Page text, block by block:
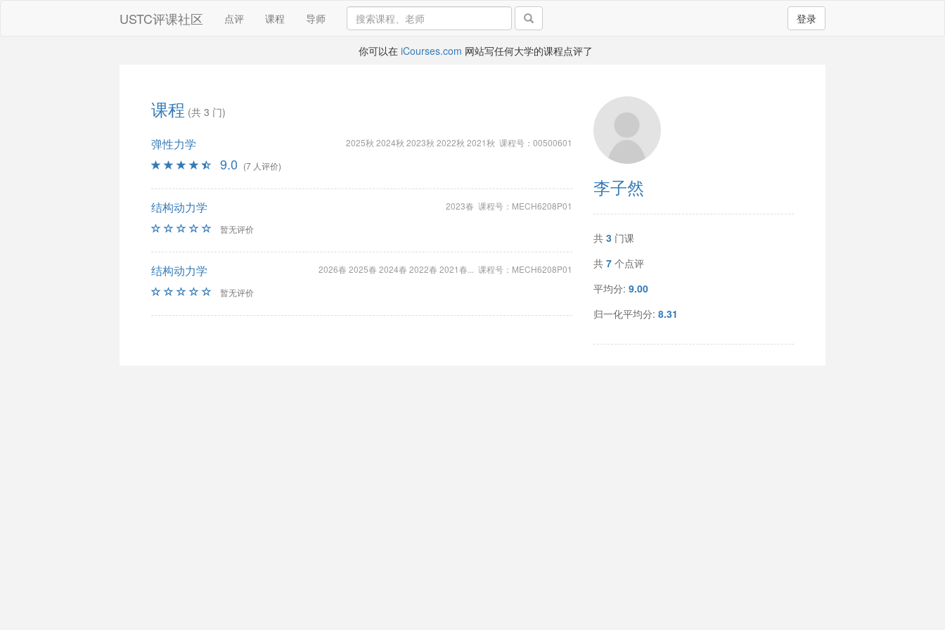
USTC评课社区 点评 课程 导师 登录
你可以在 iCourses.com 网站写任何大学的课程点评了
课程 (共 3 门)
弹性力学 2025秋 2024秋 2023秋 2022秋 2021秋 课程号：00500601
9.0 (7 人评价)
结构动力学
2023春 课程号：MECH6208P01
暂无评价
结构动力学
2026春 2025春 2024春 2022春 2021春... 课程号：MECH6208P01
暂无评价
李子然
共3 门课
共7 个点评
平均分:9.00
归一化平均分:8.31